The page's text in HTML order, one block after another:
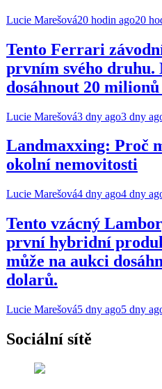
Lucie Marešová20 hodin ago20
Tento Ferrari
prvním svého druhu.
dosáhnout 20
Lucie Marešová3 dny ago3 dny
Landmaxxing: Proč
okolní nemovitosti
Lucie Marešová4 dny ago4 dny
Tento vzácný
první hybridní
může na aukci
dolarů.
Lucie Marešová5 dny ago5 dny
Sociální sítě